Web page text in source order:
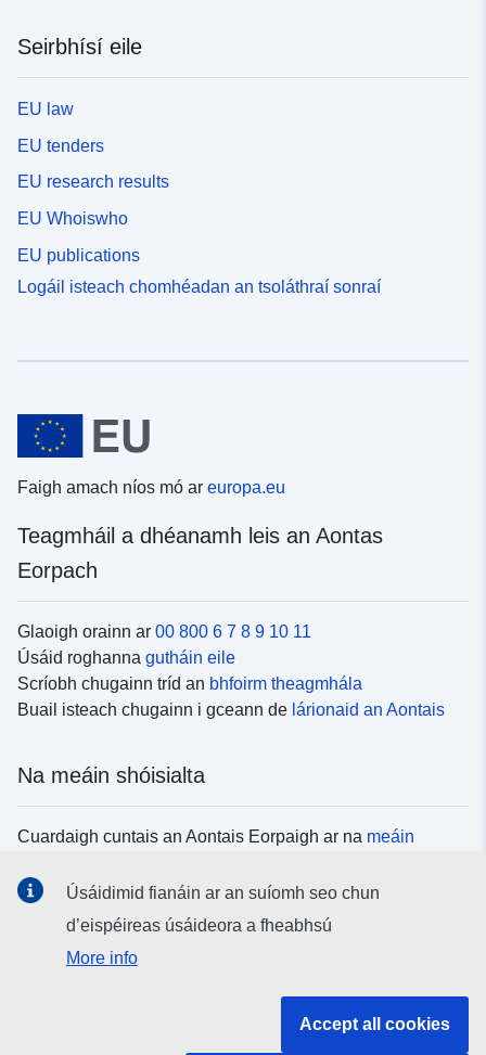
Seirbhísí eile
EU law
EU tenders
EU research results
EU Whoiswho
EU publications
Logáil isteach chomhéadan an tsoláthraí sonraí
Faigh amach níos mó ar europa.eu
Teagmháil a dhéanamh leis an Aontas
Eorpach
Glaoigh orainn ar 00 800 6 7 8 9 10 11
Úsáid roghanna gutháin eile
Scríobh chugainn tríd an bhfoirm theagmhála
Buail isteach chugainn i gceann de lárionaid an Aontais
Na meáin shóisialta
Cuardaigh cuntais an Aontais Eorpaigh ar na meáin
Úsáidimid fianáin ar an suíomh seo chun
d’eispéireas úsáideora a fheabhsú
More info
Accept all cookies